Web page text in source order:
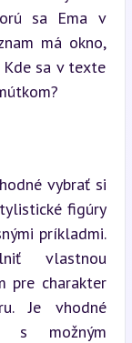
sa Ema v
má okno,
sa v texte
vybrať si
figúry
príkladmi.
vlastnou
pre charakter
Je vhodné
s možným